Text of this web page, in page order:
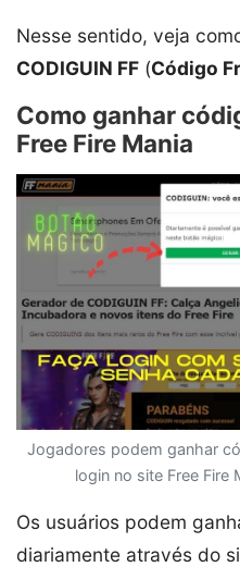
Nesse sentido, veja
CODIGUIN FF (Código
Como ganhar
Free Fire Mania
Jogadores podem ganhar
login no site Free Fire
Os usuários podem
diariamente através do